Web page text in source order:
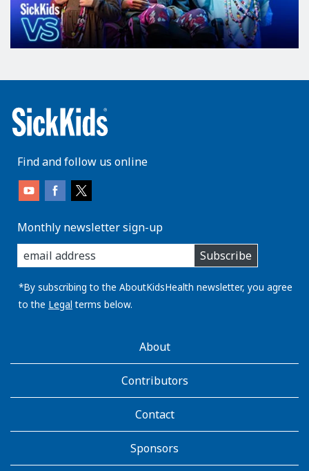
Find and follow us online
Monthly newsletter sign-up
enter
you
email
address:
Subscribe
*By subscribing to the AboutKidsHealth newsletter, you agree
to the Legal terms below.
AboutKidsHealthAbout
Contributors
Contact
Sponsors